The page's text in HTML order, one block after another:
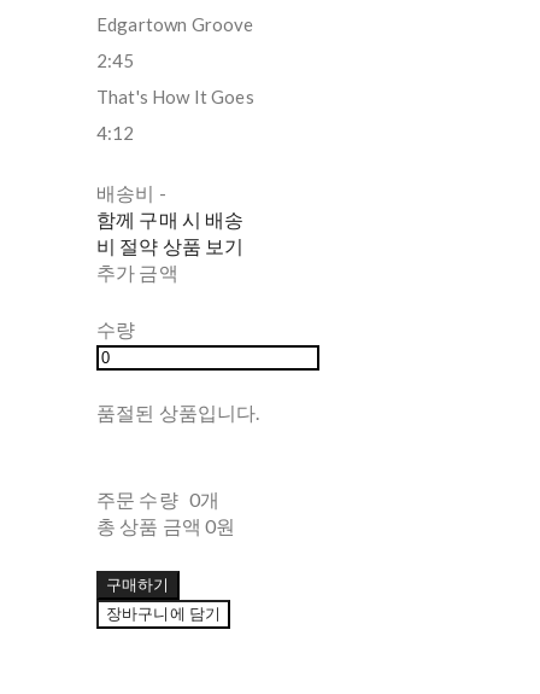
Edgartown Groove
2:45
That's How It Goes
4:12
배송비 -
함께 구매 시 배송
비 절약 상품 보기
추가 금액
수량
품절된 상품입니다.
주문 수량 0개
총 상품 금액 0원
구매하기
장바구니에 담기